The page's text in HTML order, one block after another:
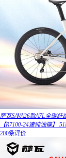
萨瓦SAVA26款A7L全碳
【R7100-24速纯油碟】
200条评价